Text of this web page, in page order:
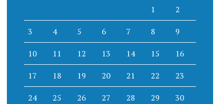
1 2
3 4 5 6 7 8 9
10 11 12 13 14 15 16
17 18 19 20 21 22 23
24 25 26 27 28 29 30